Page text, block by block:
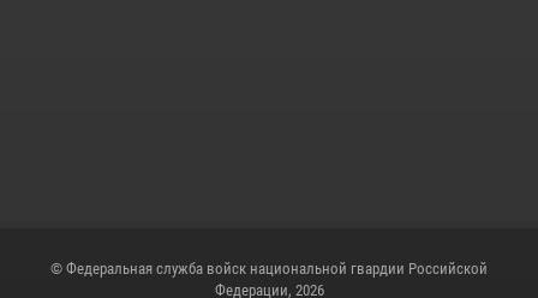
© Федеральная служба войск национальной гвардии Российской
Федерации, 2026